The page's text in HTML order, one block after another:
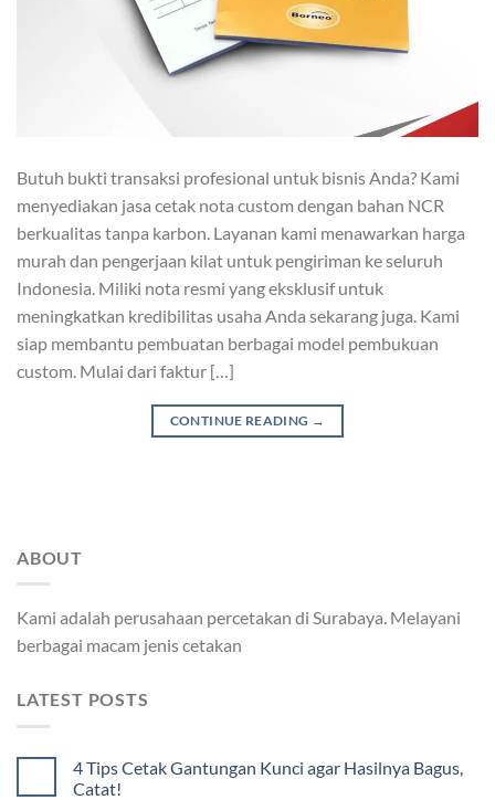
Butuh bukti transaksi profesional untuk bisnis Anda? Kami
menyediakan jasa cetak nota custom dengan bahan NCR
berkualitas tanpa karbon. Layanan kami menawarkan harga
murah dan pengerjaan kilat untuk pengiriman ke seluruh
Indonesia. Miliki nota resmi yang eksklusif untuk
meningkatkan kredibilitas usaha Anda sekarang juga. Kami
siap membantu pembuatan berbagai model pembukuan
custom. Mulai dari faktur […]
CONTINUE READING →
ABOUT
Kami adalah perusahaan percetakan di Surabaya. Melayani
berbagai macam jenis cetakan
LATEST POSTS
4 Tips Cetak Gantungan Kunci agar Hasilnya Bagus,
Catat!